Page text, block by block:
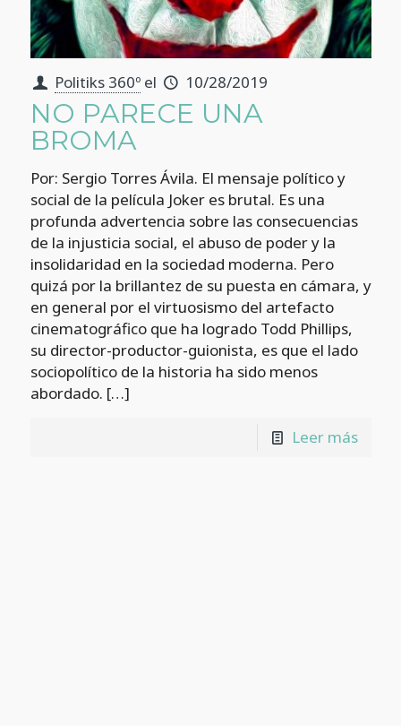
Politiks 360º el 10/28/2019
NO PARECE UNA
BROMA
Por: Sergio Torres Ávila. El mensaje político y
social de la película Joker es brutal. Es una
profunda advertencia sobre las consecuencias
de la injusticia social, el abuso de poder y la
insolidaridad en la sociedad moderna. Pero
quizá por la brillantez de su puesta en cámara, y
en general por el virtuosismo del artefacto
cinematográfico que ha logrado Todd Phillips,
su director-productor-guionista, es que el lado
sociopolítico de la historia ha sido menos
abordado. […]
Leer más